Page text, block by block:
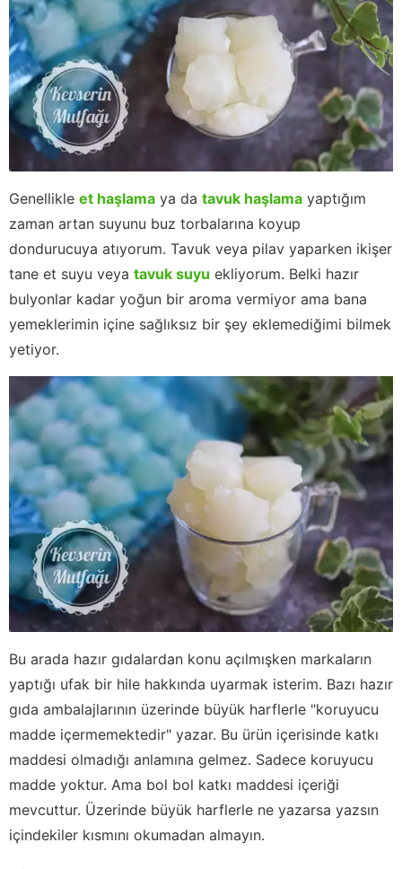
Genellikle et haşlama ya da tavuk haşlama yaptığım
zaman artan suyunu buz torbalarına koyup
dondurucuya atıyorum. Tavuk veya pilav yaparken ikişer
tane et suyu veya tavuk suyu ekliyorum. Belki hazır
bulyonlar kadar yoğun bir aroma vermiyor ama bana
yemeklerimin içine sağlıksız bir şey eklemediğimi bilmek
yetiyor.
Bu arada hazır gıdalardan konu açılmışken markaların
yaptığı ufak bir hile hakkında uyarmak isterim. Bazı hazır
gıda ambalajlarının üzerinde büyük harflerle "koruyucu
madde içermemektedir" yazar. Bu ürün içerisinde katkı
maddesi olmadığı anlamına gelmez. Sadece koruyucu
madde yoktur. Ama bol bol katkı maddesi içeriği
mevcuttur. Üzerinde büyük harflerle ne yazarsa yazsın
içindekiler kısmını okumadan almayın.